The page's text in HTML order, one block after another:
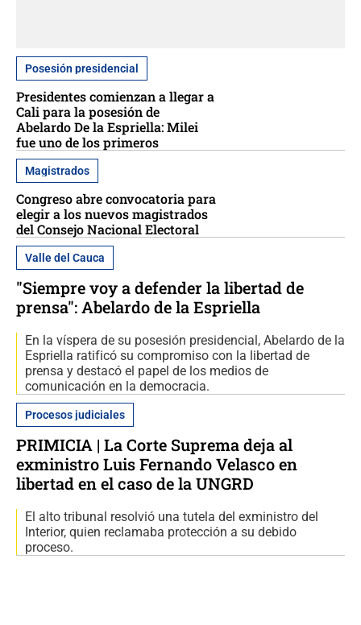
Posesión presidencial
Presidentes comienzan a llegar a
Cali para la posesión de
Abelardo De la Espriella: Milei
fue uno de los primeros
Magistrados
Congreso abre convocatoria para
elegir a los nuevos magistrados
del Consejo Nacional Electoral
Valle del Cauca
"Siempre voy a defender la libertad de
prensa": Abelardo de la Espriella
En la víspera de su posesión presidencial, Abelardo de la
Espriella ratificó su compromiso con la libertad de
prensa y destacó el papel de los medios de
comunicación en la democracia.
Procesos judiciales
PRIMICIA | La Corte Suprema deja al
exministro Luis Fernando Velasco en
libertad en el caso de la UNGRD
El alto tribunal resolvió una tutela del exministro del
Interior, quien reclamaba protección a su debido
proceso.